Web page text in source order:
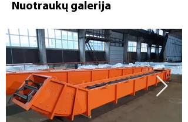
Nuotraukų galerija